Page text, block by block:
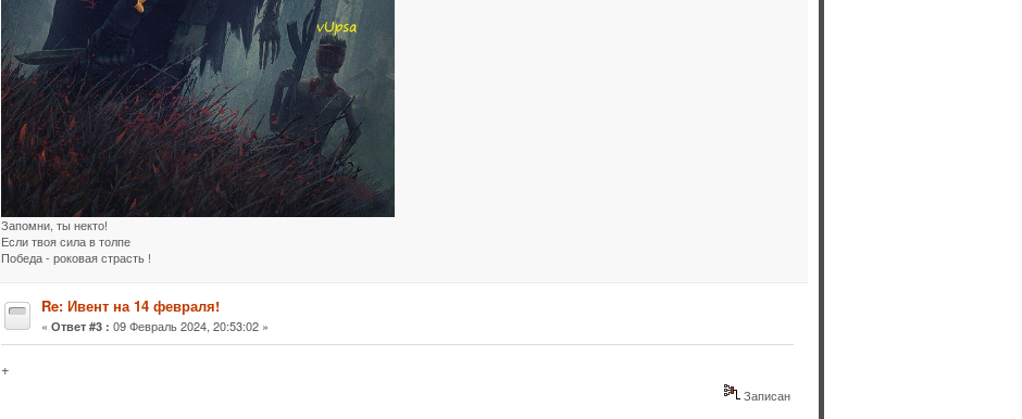
Запомни, ты некто!
Если твоя сила в толпе
Победа - роковая страсть !
Re: Ивент на 14 февраля!
« Ответ #3 : 09 Февраль 2024, 20:53:02 »
+
Записан